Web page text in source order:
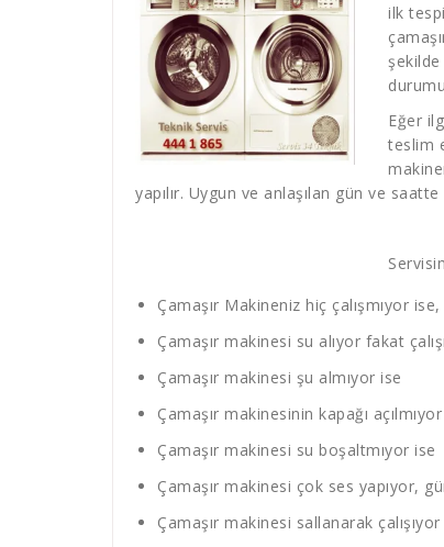
ilk
Eğer
teslim
yapılır. Uygun ve anlaşılan gün ve saatte
Çamaşır Makineniz hiç çalışmıyor ise,
Çamaşır makinesi su alıyor fakat
Çamaşır makinesi şu almıyor ise
Çamaşır makinesinin kapağı
Çamaşır makinesi su boşaltmıyor ise
Çamaşır makinesi çok ses yapıyor,
Çamaşır makinesi sallanarak çalışıyor